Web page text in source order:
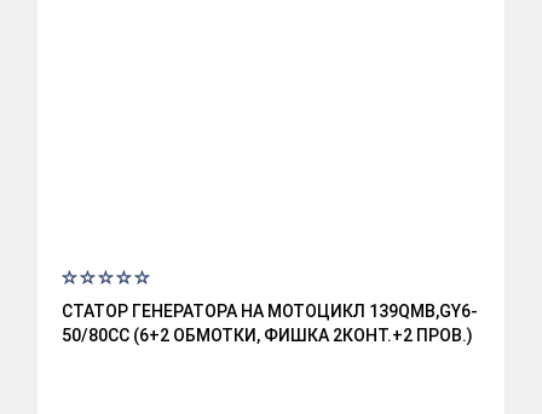
СТАТОР ГЕНЕРАТОРА НА МОТОЦИКЛ 139QМВ,GY6-
50/80СС (6+2 ОБМОТКИ, ФИШКА 2КОНТ.+2 ПРОВ.)